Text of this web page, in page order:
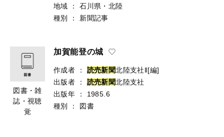
地域
：
石川県・北陸
種別
： 新聞記事
図書・雑
誌・視聴
覚
加賀能登の城
作成者 ： 読売新聞北陸支社‖[編]
出版者
： 読売新聞北陸支社
出版年
：
1985.6
種別
： 図書